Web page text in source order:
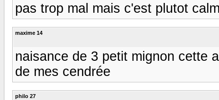
pas trop mal mais c'est plutot
maxime 14
naisance de 3 petit mignon cette
de mes cendrée
philo 27